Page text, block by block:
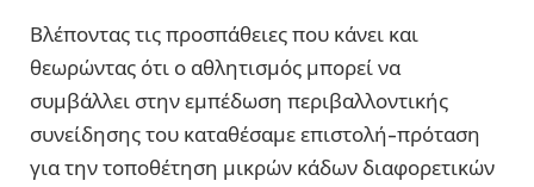
Βλέποντας τις προσπάθειες που κάνει και
θεωρώντας ότι ο αθλητισμός μπορεί να
συμβάλλει στην εμπέδωση περιβαλλοντικής
συνείδησης του καταθέσαμε επιστολή-πρόταση
για την τοποθέτηση μικρών κάδων διαφορετικών